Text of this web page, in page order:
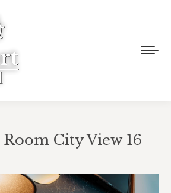
City View 16